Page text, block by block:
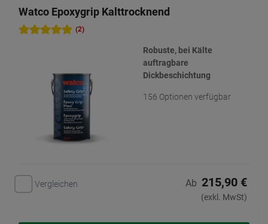
Watco Epoxygrip Kalttrocknend
(2)
Robuste, bei Kälte
auftragbare
Dickbeschichtung
156 Optionen verfügbar
Vergleichen Ab 215,90 €
(exkl. MwSt)